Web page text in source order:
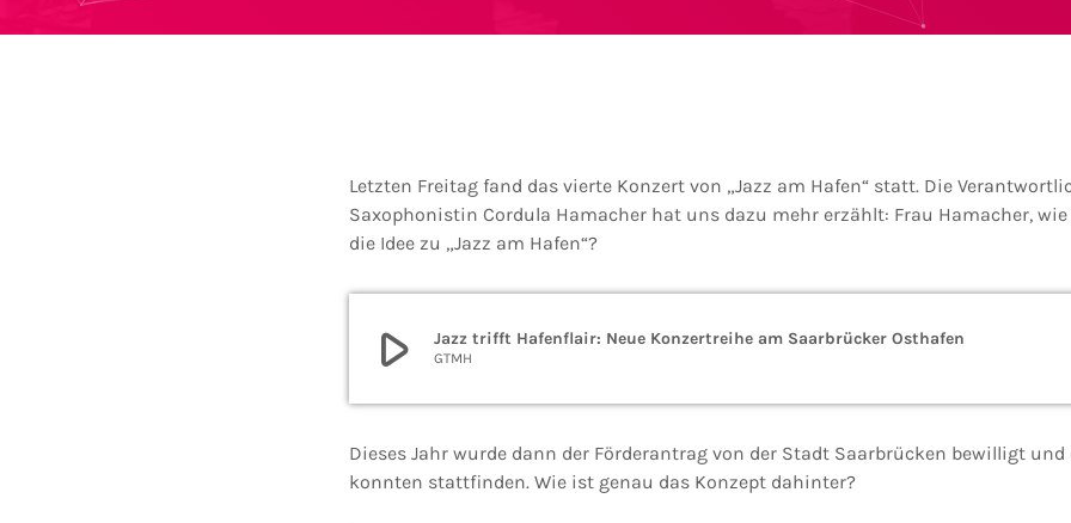
Letzten Freitag fand das vierte Konzert von „Jazz am Hafen“ statt. Die
Saxophonistin Cordula Hamacher hat uns dazu mehr erzählt: Frau Hamacher,
die Idee zu „Jazz am Hafen“?
play_arrow Jazz trifft Hafenflair: Neue Konzertreihe am Saarbrücker Osthafen
GTMH
Dieses Jahr wurde dann der Förderantrag von der Stadt Saarbrücken bewilligt
konnten stattfinden. Wie ist genau das Konzept dahinter?